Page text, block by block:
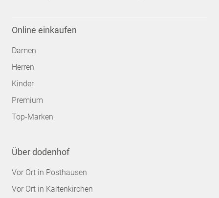
Online einkaufen
Damen
Herren
Kinder
Premium
Top-Marken
Über dodenhof
Vor Ort in Posthausen
Vor Ort in Kaltenkirchen